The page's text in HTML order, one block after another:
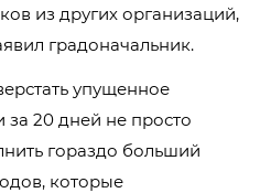
из других организаций,
градоначальник.
упущенное
20 дней не просто
гораздо больший
которые